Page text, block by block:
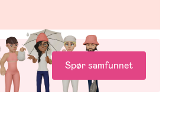
Spør samfunnet